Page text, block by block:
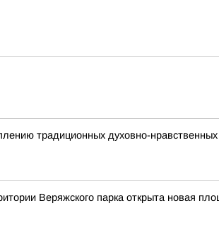
традиционных духовно-
Веряжского парка открыта новая